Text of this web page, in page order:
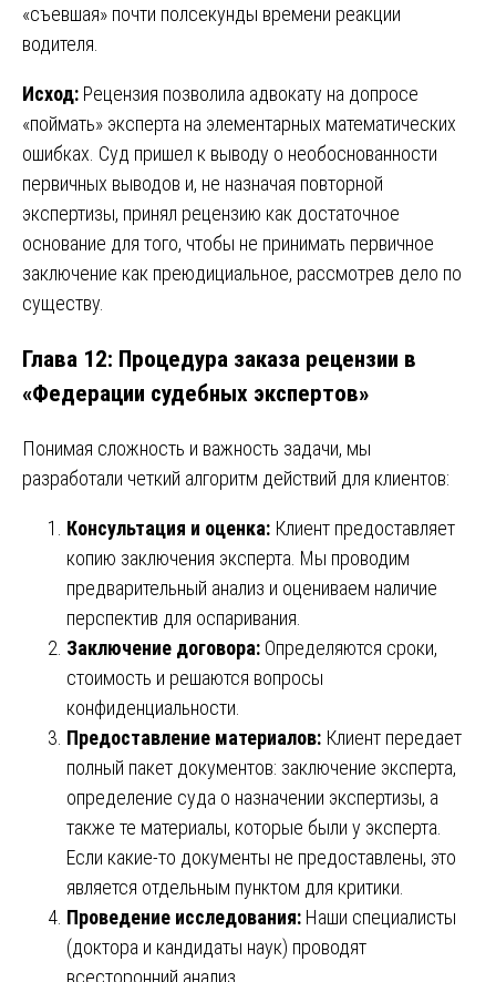
«съевшая» почти полсекунды времени реакции
водителя.
Исход: Рецензия позволила адвокату на допросе
«поймать» эксперта на элементарных математических
ошибках. Суд пришел к выводу о необоснованности
первичных выводов и, не назначая повторной
экспертизы, принял рецензию как достаточное
основание для того, чтобы не принимать первичное
заключение как преюдициальное, рассмотрев дело по
существу.
Глава 12: Процедура заказа рецензии в
«Федерации судебных экспертов»
Понимая сложность и важность задачи, мы
разработали четкий алгоритм действий для клиентов:
Консультация и оценка: Клиент предоставляет
копию заключения эксперта. Мы проводим
предварительный анализ и оцениваем наличие
перспектив для оспаривания.
Заключение договора: Определяются сроки,
стоимость и решаются вопросы
конфиденциальности.
Предоставление материалов: Клиент передает
полный пакет документов: заключение эксперта,
определение суда о назначении экспертизы, а
также те материалы, которые были у эксперта.
Если какие-то документы не предоставлены, это
является отдельным пунктом для критики.
Проведение исследования: Наши специалисты
(доктора и кандидаты наук) проводят
всесторонний анализ.